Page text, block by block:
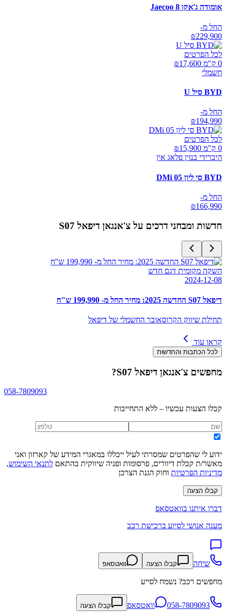
אומודה ג'אקו Jaecoo 8
החל מ-
₪229,900
לכל הפרטים
0 ק"מ ₪
17,600
חשמלי
BYD סיל U
החל מ-
₪194,990
לכל הפרטים
0 ק"מ ₪
15,900
היברידי בנזין פלאג אין
BYD סי ליון 05 DMi
החל מ-
₪166,990
חדשות ומבחני דרכים עלצ'אנגאן דיפאל S07
השקה מקומית דגם חדש
2024-12-08
דיפאל S07 החדשה 2025: מחיר החל מ- 199,990 ש"ח
תחילת שיווק הקרוסאובר החשמלי של דיפאל
קראו עוד
לכל הכתבות והחדשות
מחפשים צ'אנגאן דיפאל S07 ?
058-7809093
קבלו הצעות עכשיו – ללא התחייבות
ידוע לי שהפרטים שמסרתי לעיל ייכללו במאגרי המידע של קארזון ואני
מאשר/ת קבלת דיוורים, פרסומות ופניה שיווקית בהתאם לתנאי השימוש,
מדיניות הפרטיות וחוק הגנת הצרכן
קבלו הצעה
דברו איתנו בוואטסאפ
מענה אנושי לסיוע ברכישת רכב
שיחה קבלו הצעה וואטסאפ
מחפשים רכב? נשמח לסייע
058-7809093 וואטסאפ קבלו הצעה